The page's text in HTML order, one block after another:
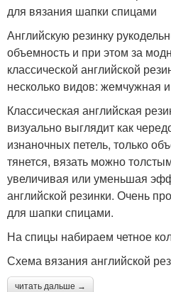
для вязания шапки спицами
Английскую резинку
объемность и при этом за
классической английской
несколько видов: жемчужная
Классическая английская
визуально выглядит как
изнаночных петель, только
тянется, вязать можно
увеличивая или уменьшая
английской резинки. Очень
для шапки спицами.
На спицы набираем четное
Схема вязания английской
читать дальше →